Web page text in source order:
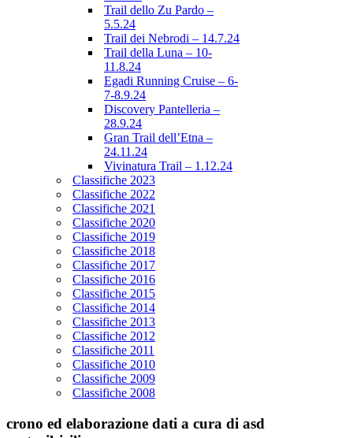
Trail dello Zu Pardo –
5.5.24
Trail dei Nebrodi – 14.7.24
Trail della Luna – 10-
11.8.24
Egadi Running Cruise – 6-
7-8.9.24
Discovery Pantelleria –
28.9.24
Gran Trail dell’Etna –
24.11.24
Vivinatura Trail – 1.12.24
Classifiche 2023
Classifiche 2022
Classifiche 2021
Classifiche 2020
Classifiche 2019
Classifiche 2018
Classifiche 2017
Classifiche 2016
Classifiche 2015
Classifiche 2014
Classifiche 2013
Classifiche 2012
Classifiche 2011
Classifiche 2010
Classifiche 2009
Classifiche 2008
crono ed elaborazione dati a cura di asd